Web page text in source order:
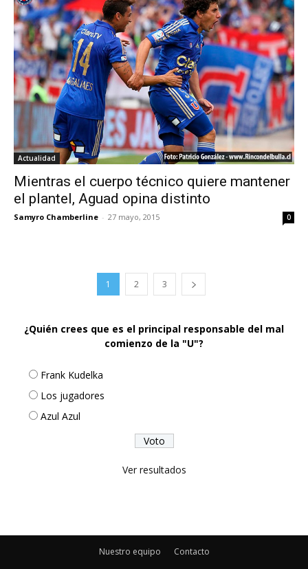
Actualidad
Mientras el cuerpo técnico quiere mantener
el plantel, Aguad opina distinto
Samyro Chamberline - 27 mayo, 2015 0
1 2 3
¿Quién crees que es el principal responsable del mal
comienzo de la "U"?
Frank Kudelka
Los jugadores
Azul Azul
Ver resultados
Nuestro equipo Contacto